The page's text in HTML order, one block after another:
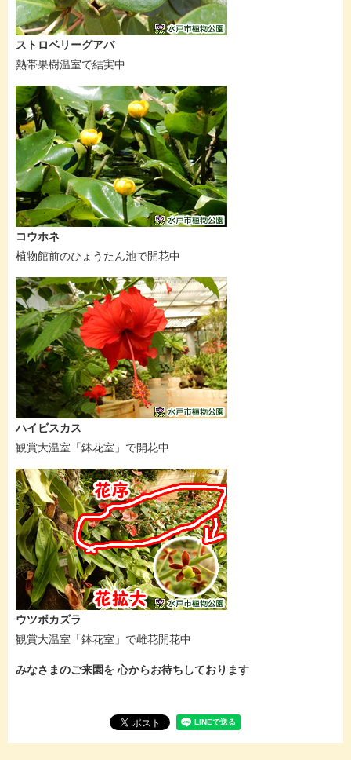
ストロベリーグアバ
熱帯果樹温室で結実中
コウホネ
植物館前のひょうたん池で開花中
ハイビスカス
観賞大温室「鉢花室」で開花中
ウツボカズラ
観賞大温室「鉢花室」で雌花開花中
みなさまのご来園を 心からお待ちしております